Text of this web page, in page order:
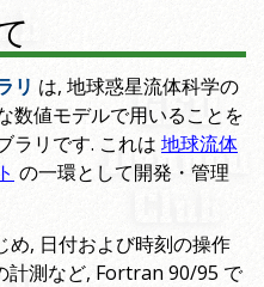
リ は, 地球惑星流体科学の
数値モデルで用いることを
ラリです. これは 地球流体
の一環として開発・管理
, 日付および時刻の操作
計測など, Fortran 90/95 で